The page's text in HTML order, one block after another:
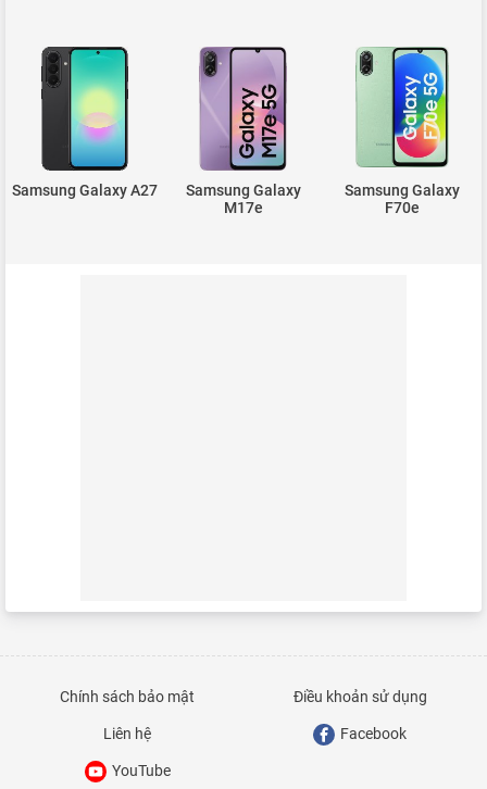
Samsung Galaxy A27
Samsung Galaxy
M17e
Samsung Galaxy
F70e
Chính sách bảo mật Điều khoản sử dụng
Liên hệ Facebook
YouTube